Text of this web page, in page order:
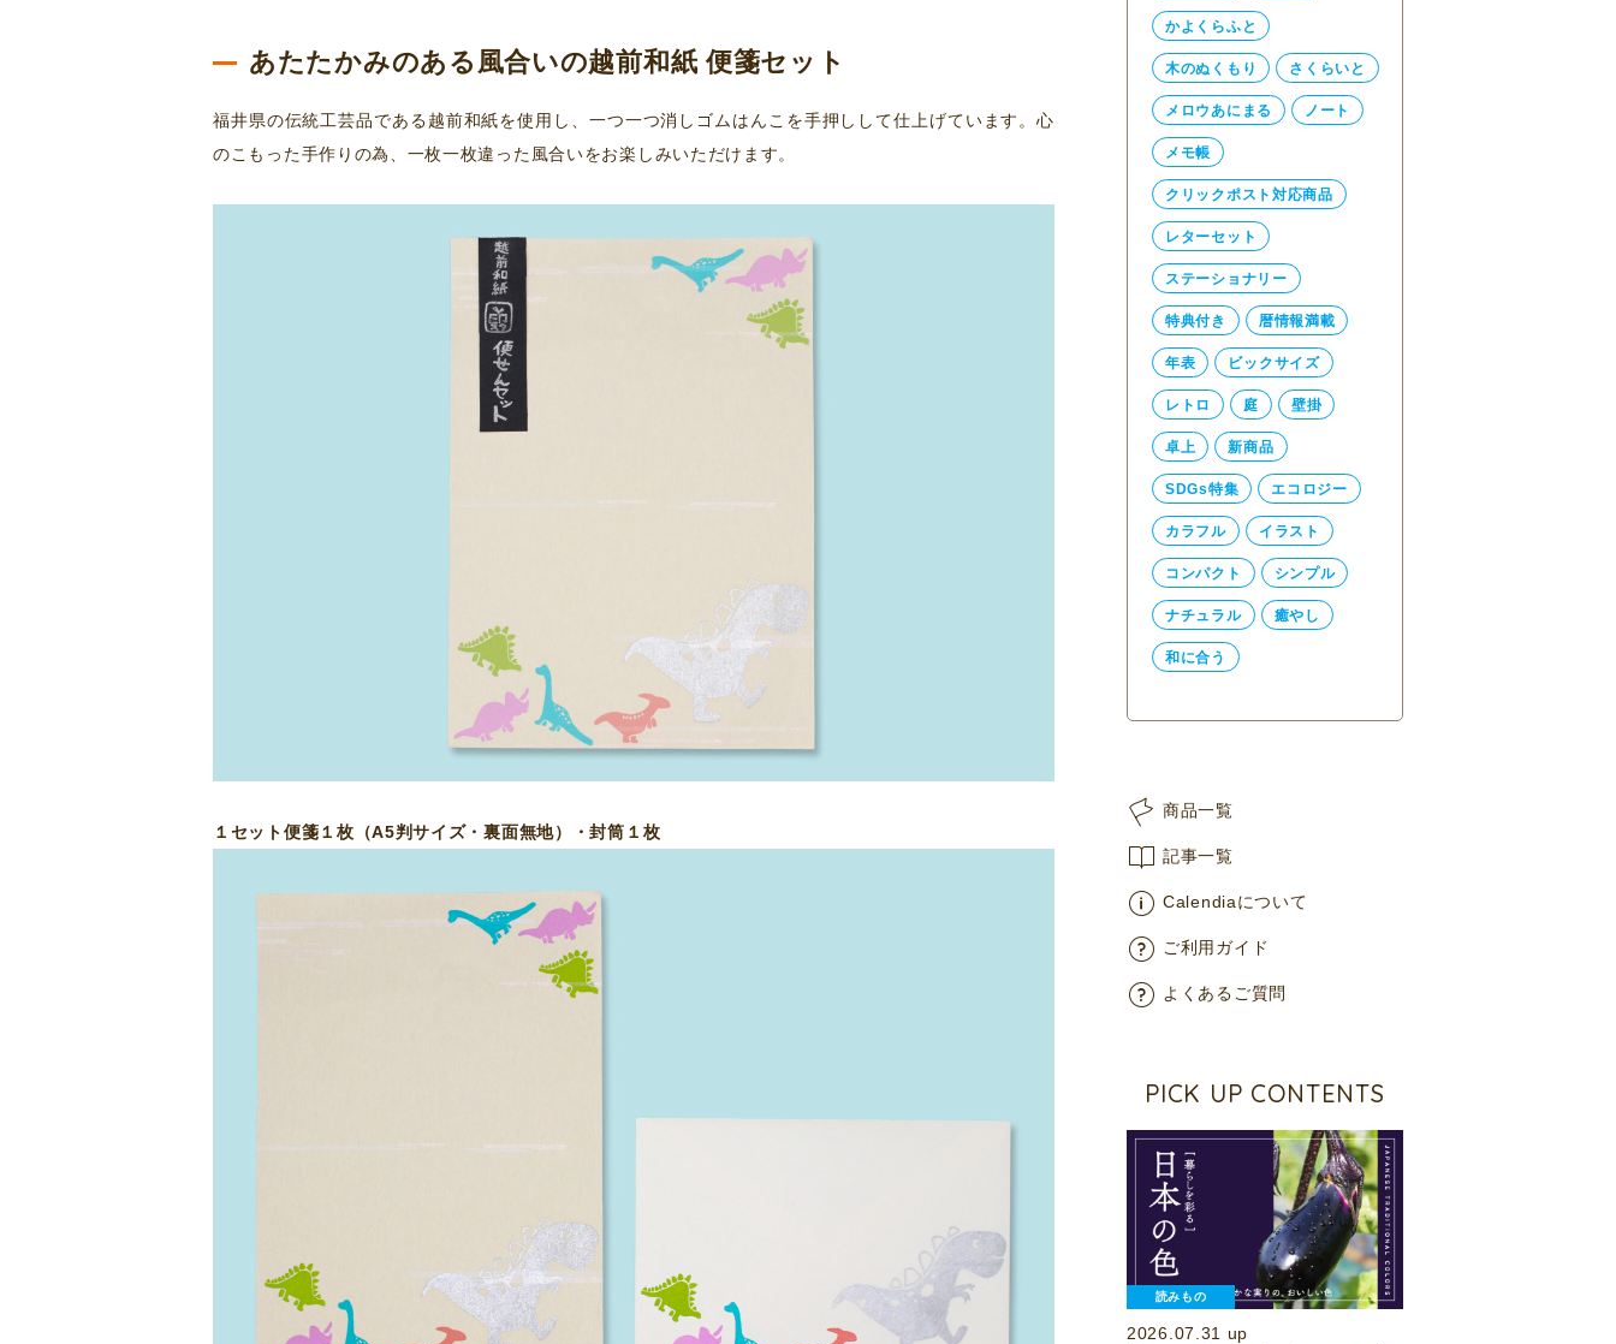
カ
ラ
フ
ル
あたたかみのある風合いの越前和紙 便箋セット
福井県の伝統工芸品である越前和紙を使用し、一つ一つ消しゴムはんこを手押しして仕上げています。心
のこもった手作りの為、一枚一枚違った風合いをお楽しみいただけます。
１セット便箋１枚（A5判サイズ・裏面無地）・封筒１枚
かよくらふと
木のぬくもり さくらいと
メロウあにまる ノート
メモ帳
クリックポスト対応商品
レターセット
ステーショナリー
特典付き 暦情報満載
年表 ビックサイズ
レトロ 庭 壁掛
卓上 新商品
SDGs特集 エコロジー
カラフル イラスト
コンパクト シンプル
ナチュラル 癒やし
和に合う
商品一覧
記事一覧
Calendiaについて
ご利用ガイド
よくあるご質問
PICK UP CONTENTS
読みもの
2026.07.31 up